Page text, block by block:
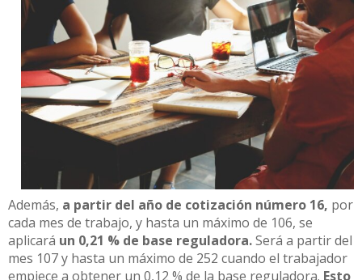
Además, a partir del año de cotización número 16, por
cada mes de trabajo, y hasta un máximo de 106, se
aplicará un 0,21 % de base reguladora.Será a partir del
mes 107 y hasta un máximo de 252 cuando el trabajador
empiece a obtener un 0,12 % de la base reguladora. Esto